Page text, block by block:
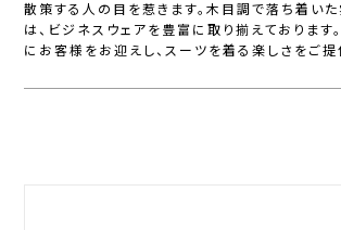
散策する人の目を惹きます。木目調で落ち着い
は、ビジネスウェアを豊富に取り揃えております
にお客様をお迎えし、スーツを着る楽しさをご提